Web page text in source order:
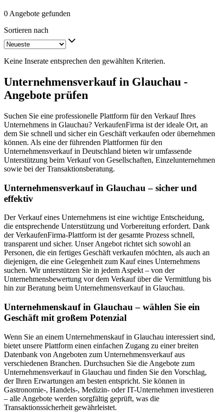
0 Angebote gefunden
Sortieren nach
Keine Inserate entsprechen den gewählten Kriterien.
Unternehmensverkauf in Glauchau -
Angebote prüfen
Suchen Sie eine professionelle Plattform für den Verkauf Ihres
Unternehmens in Glauchau? VerkaufenFirma ist der ideale Ort, an
dem Sie schnell und sicher ein Geschäft verkaufen oder übernehmen
können. Als eine der führenden Plattformen für den
Unternehmensverkauf in Deutschland bieten wir umfassende
Unterstützung beim Verkauf von Gesellschaften, Einzelunternehmen
sowie bei der Transaktionsberatung.
Unternehmensverkauf in Glauchau – sicher und
effektiv
Der Verkauf eines Unternehmens ist eine wichtige Entscheidung,
die entsprechende Unterstützung und Vorbereitung erfordert. Dank
der VerkaufenFirma-Plattform ist der gesamte Prozess schnell,
transparent und sicher. Unser Angebot richtet sich sowohl an
Personen, die ein fertiges Geschäft verkaufen möchten, als auch an
diejenigen, die eine Gelegenheit zum Kauf eines Unternehmens
suchen. Wir unterstützen Sie in jedem Aspekt – von der
Unternehmensbewertung vor dem Verkauf über die Vermittlung bis
hin zur Beratung beim Unternehmensverkauf in Glauchau.
Unternehmenskauf in Glauchau – wählen Sie ein
Geschäft mit großem Potenzial
Wenn Sie an einem Unternehmenskauf in Glauchau interessiert sind,
bietet unsere Plattform einen einfachen Zugang zu einer breiten
Datenbank von Angeboten zum Unternehmensverkauf aus
verschiedenen Branchen. Durchsuchen Sie die Angebote zum
Unternehmensverkauf in Glauchau und finden Sie den Vorschlag,
der Ihren Erwartungen am besten entspricht. Sie können in
Gastronomie-, Handels-, Medizin- oder IT-Unternehmen investieren
– alle Angebote werden sorgfältig geprüft, was die
Transaktionssicherheit gewährleistet.